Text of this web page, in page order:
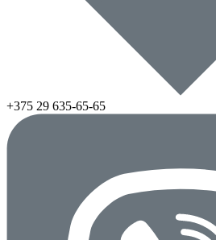
+375 29 635-65-65